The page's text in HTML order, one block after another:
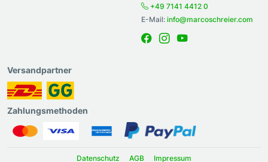
+49 7141 4412 0
E-Mail: info@marcoschreier.com
Versandpartner
Zahlungsmethoden
Datenschutz AGB Impressum